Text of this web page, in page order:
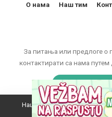
За питања или предлоге о
контактирати са нама
О нама Наш тим
Наш вебсајт користи